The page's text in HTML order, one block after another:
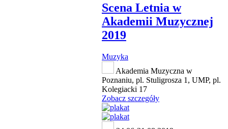
Scena Letnia w
Akademii Muzycznej
2019
Muzyka
Akademia Muzyczna w
Poznaniu, pl. Stuligrosza 1, UMP, pl.
Kolegiacki 17
Zobacz szczegóły